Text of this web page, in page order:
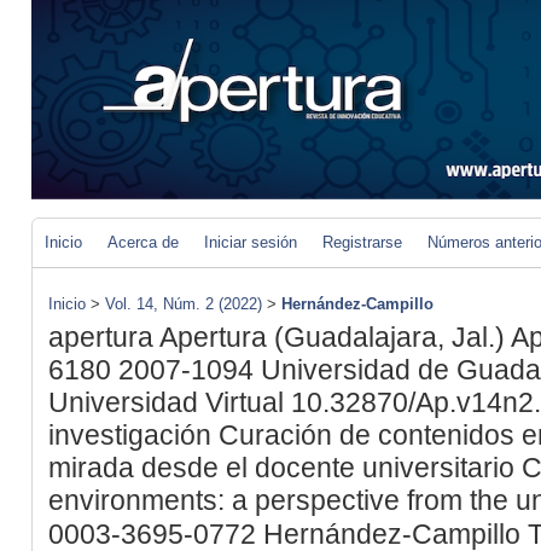
Inicio Acerca de Iniciar sesión Registrarse Números
Inicio > Vol. 14, Núm. 2 (2022) > Hernández-Campillo
aperturaApertura (Guadalajara, Jal.)
6180 2007-1094 Universidad de
Universidad Virtual 10.32870/
investigación Curación de contenidos
mirada desde el docente universitario
environments: a perspective from the
0003-3695-0772 Hernández-Campillo